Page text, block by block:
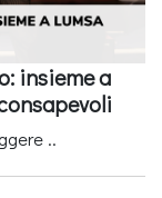
insieme a
..